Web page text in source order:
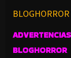
BLOGHORROR
BLOGHORROR